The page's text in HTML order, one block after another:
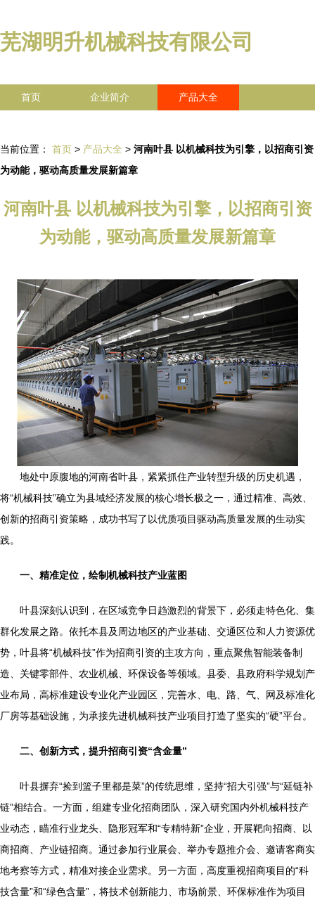
芜湖明升机械科技有限公司
首页 企业简介 产品大全
当前位置： 首页 > 产品大全 > 河南叶县 以机械科技为引擎，以招商引资
为动能，驱动高质量发展新篇章
河南叶县 以机械科技为引擎，以招商引资
为动能，驱动高质量发展新篇章
地处中原腹地的河南省叶县，紧紧抓住产业转型升级的历史机遇，
将“机械科技”确立为县域经济发展的核心增长极之一，通过精准、高效、
创新的招商引资策略，成功书写了以优质项目驱动高质量发展的生动实
践。
一、精准定位，绘制机械科技产业蓝图
叶县深刻认识到，在区域竞争日趋激烈的背景下，必须走特色化、集
群化发展之路。依托本县及周边地区的产业基础、交通区位和人力资源优
势，叶县将“机械科技”作为招商引资的主攻方向，重点聚焦智能装备制
造、关键零部件、农业机械、环保设备等领域。县委、县政府科学规划产
业布局，高标准建设专业化产业园区，完善水、电、路、气、网及标准化
厂房等基础设施，为承接先进机械科技产业项目打造了坚实的“硬”平台。
二、创新方式，提升招商引资“含金量”
叶县摒弃“捡到篮子里都是菜”的传统思维，坚持“招大引强”与“延链补
链”相结合。一方面，组建专业化招商团队，深入研究国内外机械科技产
业动态，瞄准行业龙头、隐形冠军和“专精特新”企业，开展靶向招商、以
商招商、产业链招商。通过参加行业展会、举办专题推介会、邀请客商实
地考察等方式，精准对接企业需求。另一方面，高度重视招商项目的“科
技含量”和“绿色含量”，将技术创新能力、市场前景、环保标准作为项目